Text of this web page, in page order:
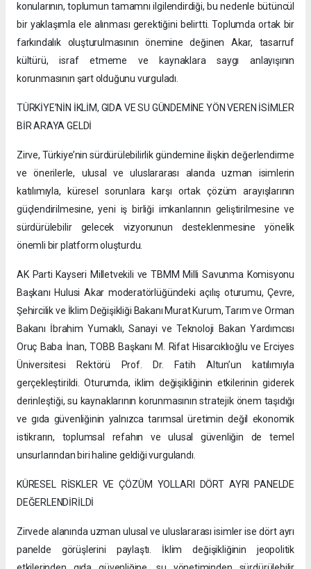
konularının, toplumun tamamnı ilgilendirdiği, bu nedenle bütüncül
bir yaklaşımla ele alınması gerektiğini belirtti. Toplumda ortak bir
farkındalık oluşturulmasının önemine değinen Akar, tasarruf
kültürü, israf etmeme ve kaynaklara saygı anlayışının
korunmasının şart olduğunu vurguladı.
TÜRKİYE’NİN İKLİM, GIDA VE SU GÜNDEMİNE YÖN VEREN İSİMLER
BİR ARAYA GELDİ
Zirve, Türkiye’nin sürdürülebilirlik gündemine ilişkin değerlendirme
ve önerilerle, ulusal ve uluslararası alanda uzman isimlerin
katılımıyla, küresel sorunlara karşı ortak çözüm arayışlarının
güçlendirilmesine, yeni iş birliği imkanlarının geliştirilmesine ve
sürdürülebilir gelecek vizyonunun desteklenmesine yönelik
önemli bir platform oluşturdu.
AK Parti Kayseri Milletvekili ve TBMM Milli Savunma Komisyonu
Başkanı Hulusi Akar moderatörlüğündeki açılış oturumu, Çevre,
Şehircilik ve İklim Değişikliği Bakanı Murat Kurum, Tarım ve Orman
Bakanı İbrahim Yumaklı, Sanayi ve Teknoloji Bakan Yardımcısı
Oruç Baba İnan, TOBB Başkanı M. Rifat Hisarcıklıoğlu ve Erciyes
Üniversitesi Rektörü Prof. Dr. Fatih Altun’un katılımıyla
gerçekleştirildi. Oturumda, iklim değişikliğinin etkilerinin giderek
derinleştiği, su kaynaklarının korunmasının stratejik önem taşıdığı
ve gıda güvenliğinin yalnızca tarımsal üretimin değil ekonomik
istikrarın, toplumsal refahın ve ulusal güvenliğin de temel
unsurlarından biri haline geldiği vurgulandı.
KÜRESEL RİSKLER VE ÇÖZÜM YOLLARI DÖRT AYRI PANELDE
DEĞERLENDİRİLDİ
Zirvede alanında uzman ulusal ve uluslararası isimler ise dört ayrı
panelde görüşlerini paylaştı. İklim değişikliğinin jeopolitik